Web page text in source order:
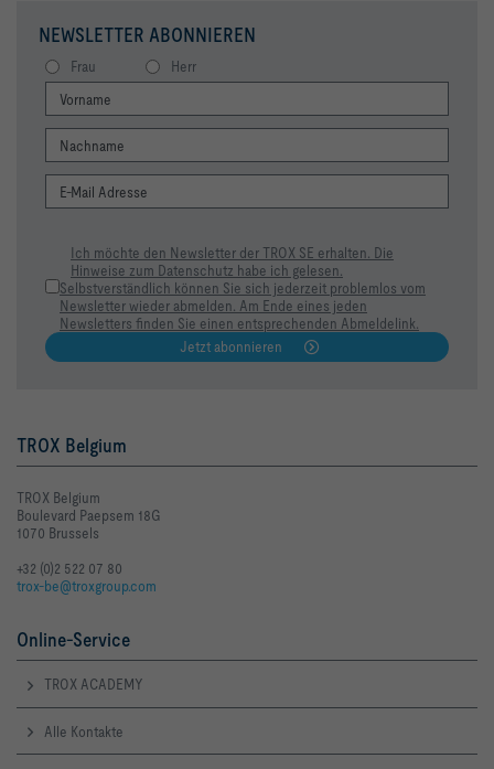
NEWSLETTER ABONNIEREN
Frau Herr
Ich möchte den Newsletter der TROX SE erhalten. Die
Hinweise zum Datenschutz habe ich gelesen.
Selbstverständlich können Sie sich jederzeit problemlos vom
Newsletter wieder abmelden. Am Ende eines jeden
Newsletters finden Sie einen entsprechenden Abmeldelink.
Jetzt abonnieren
TROX Belgium
TROX Belgium
Boulevard Paepsem 18G
1070 Brussels
+32 (0)2 522 07 80
trox-be@troxgroup.com
Online-Service
TROX ACADEMY
Alle Kontakte